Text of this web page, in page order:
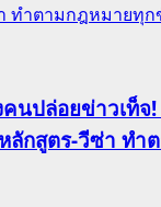
ทำตามกฎหมายทุ
คนปล่อยข่าวเท็
ลักสูตร-วีซ่า ทำ